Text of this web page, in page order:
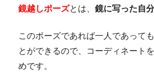
鏡越しポーズとは、 鏡に写った自
このポーズであれば一人であって
とができるので、コーディネート
めです。